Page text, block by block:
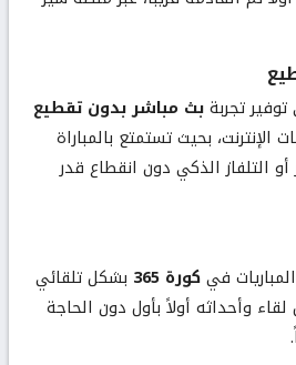
توفير تجربةبث مباشر بدون تقطيع
بحيث تستمتع بالمباراة
التلفاز الذكي دون انقطاع قدر
فيكورة 365
بشكل تلقائي
وأحداثه أولاً بأول دون الحاجة